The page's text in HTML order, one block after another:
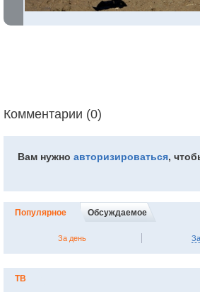
Комментарии (0)
Вам нужно авторизироваться,
Популярное Обсуждаемое
За день
ТВ